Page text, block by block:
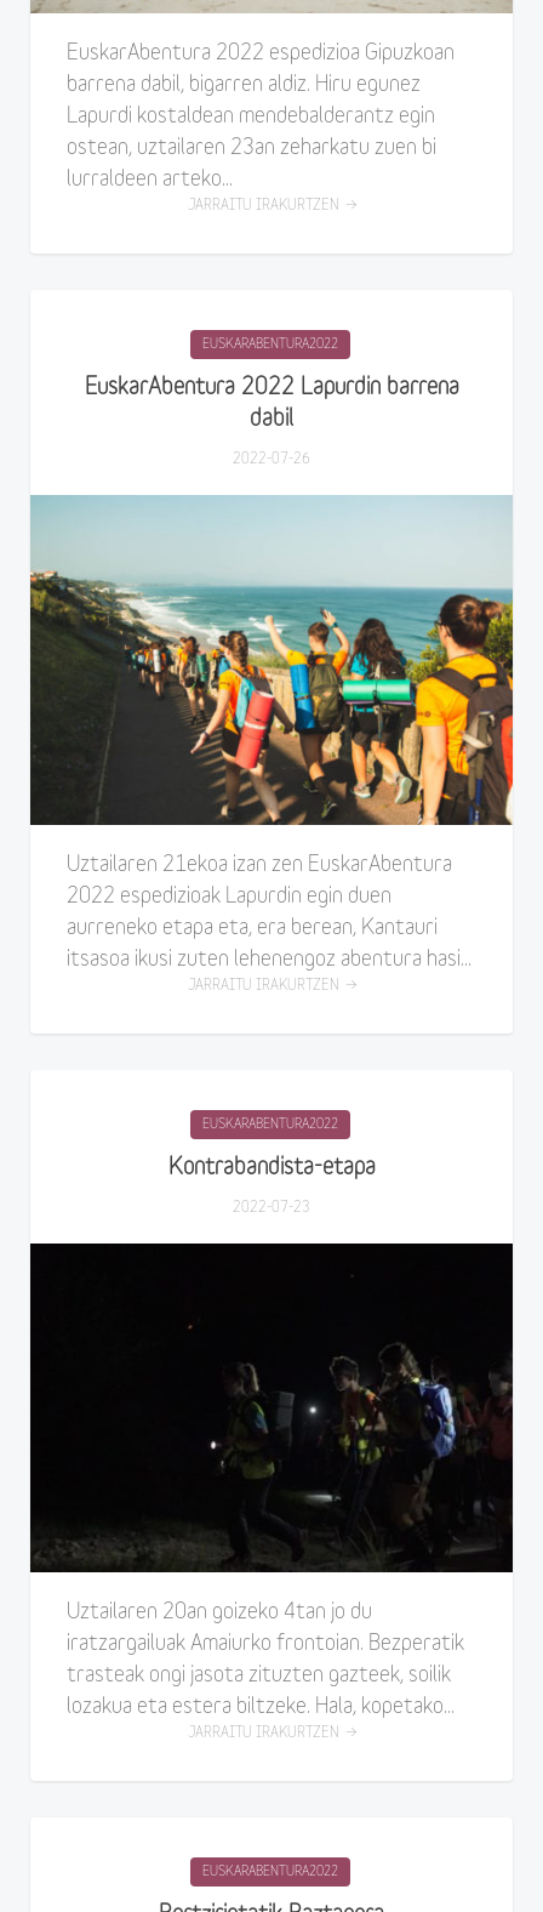
EuskarAbentura 2022 espedizioa Gipuzkoan
barrena dabil, bigarren aldiz. Hiru egunez
Lapurdi kostaldean mendebalderantz egin
ostean, uztailaren 23an zeharkatu zuen bi
lurraldeen arteko...
JARRAITU IRAKURTZEN
EUSKARABENTURA2022
EuskarAbentura 2022 Lapurdin barrena
dabil
2022-07-26
Uztailaren 21ekoa izan zen EuskarAbentura
2022 espedizioak Lapurdin egin duen
aurreneko etapa eta, era berean, Kantauri
itsasoa ikusi zuten lehenengoz abentura hasi...
JARRAITU IRAKURTZEN
EUSKARABENTURA2022
Kontrabandista-etapa
2022-07-23
Uztailaren 20an goizeko 4tan jo du
iratzargailuak Amaiurko frontoian. Bezperatik
trasteak ongi jasota zituzten gazteek, soilik
lozakua eta estera biltzeke. Hala, kopetako...
JARRAITU IRAKURTZEN
EUSKARABENTURA2022